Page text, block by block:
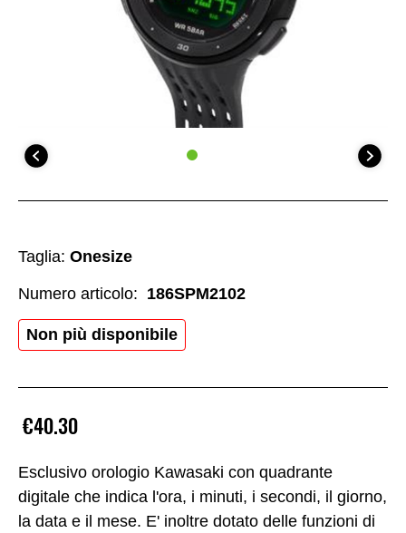
Esclusivo orologio Kawasaki con quadrante
digitale che indica l'ora, i minuti, i secondi, il giorno,
la data e il mese. E' inoltre dotato delle funzioni di
€40.30
Taglia: Onesize
Non più disponibile
Numero articolo: 186SPM2102